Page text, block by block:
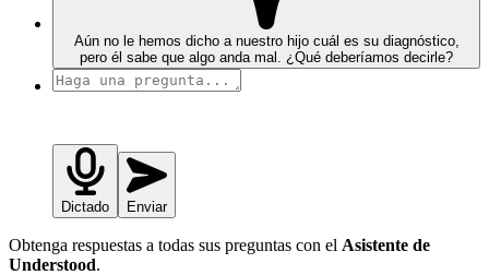
Aún no le hemos dicho a nuestro hijo cuál es su diagnóstico,
pero él sabe que algo anda mal. ¿Qué deberíamos decirle?
Dictado Enviar
Obtenga respuestas a todas sus preguntas con el Asistente de
Understood.